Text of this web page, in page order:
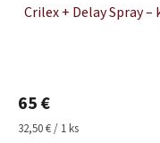
Crilex + Delay Spray
65 €
Jednotková
32,50 € / 1 ks